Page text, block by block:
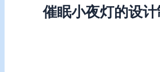
催眠小夜灯的设计